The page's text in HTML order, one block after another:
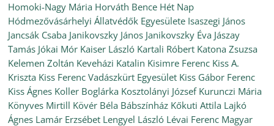
Homoki-Nagy Mária Horváth Bence Hét Nap
Hódmezővásárhelyi Állatvédők Egyesülete Isaszegi János
Jancsák Csaba Janikovszky János Janikovszky Éva Jászay
Tamás Jókai Mór Kaiser László Kartali Róbert Katona Zsuzsa
Kelemen Zoltán Keveházi Katalin Kisimre Ferenc Kiss A.
Kriszta Kiss Ferenc Vadászkürt Egyesület Kiss Gábor Ferenc
Kiss Ágnes Koller Boglárka Kosztolányi József Kurunczi Mária
Könyves Mirtill Kövér Béla Bábszínház Kőkuti Attila Lajkó
Ágnes Lamár Erzsébet Lengyel László Lévai Ferenc Magyar